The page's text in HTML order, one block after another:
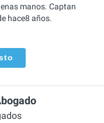
manos. Captan
hace8 años.